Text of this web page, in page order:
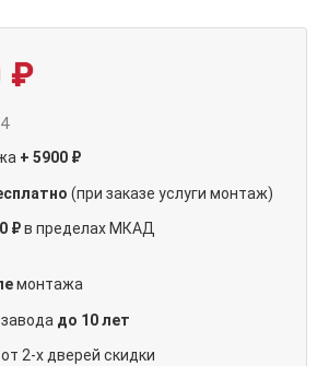
₽
+ 5900 ₽
(при заказе услуги монтаж)
₽в пределах МКАД
монтажа
до 10 лет
2-х дверей скидки